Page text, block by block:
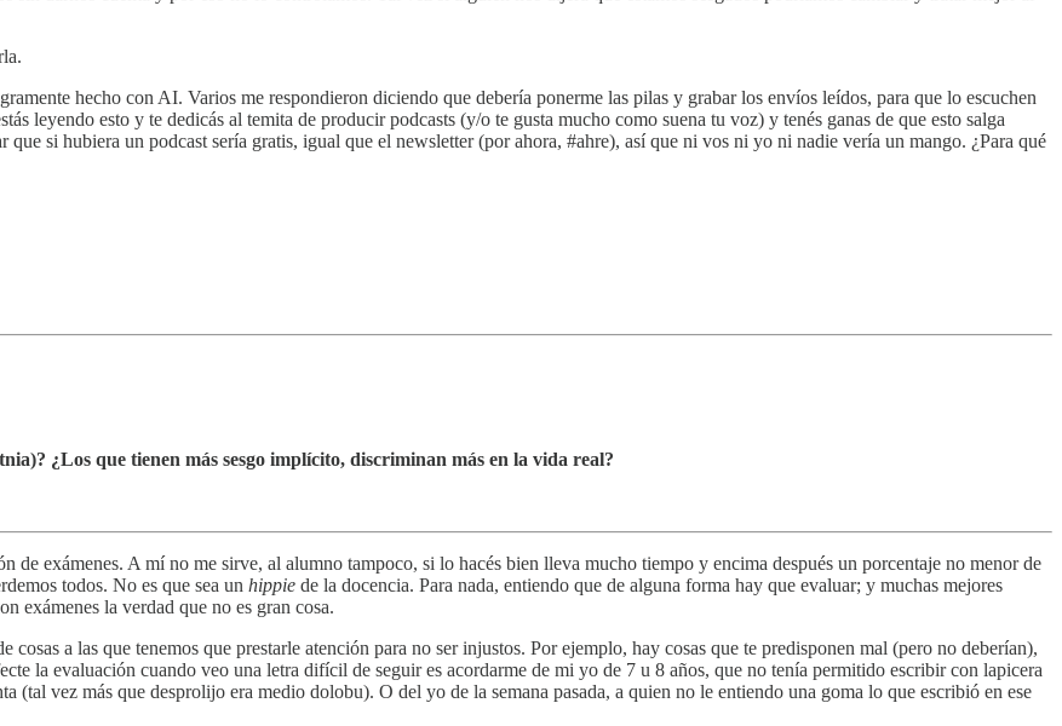
hecho con AI. Varios me respondieron diciendo que debería ponerme las pilas y grabar los envíos leídos, para que lo escuchen
leyendo esto y te dedicás al temita de producir podcasts (y/o te gusta mucho como suena tu voz) y tenés ganas de que esto salga
si hubiera un podcast sería gratis, igual que el newsletter (por ahora, #ahre), así que ni vos ni yo ni nadie vería un mango. ¿Para qué
¿Los que tienen más sesgo implícito, discriminan más en la vida real?
de exámenes. A mí no me sirve, al alumno tampoco, si lo hacés bien lleva mucho tiempo y encima después un porcentaje no menor de
todos. No es que sea un hippie de la docencia. Para nada, entiendo que de alguna forma hay que evaluar; y muchas mejores
exámenes la verdad que no es gran cosa.
a las que tenemos que prestarle atención para no ser injustos. Por ejemplo, hay cosas que te predisponen mal (pero no deberían),
la evaluación cuando veo una letra difícil de seguir es acordarme de mi yo de 7 u 8 años, que no tenía permitido escribir con lapicera
(tal vez más que desprolijo era medio dolobu). O del yo de la semana pasada, a quien no le entiendo una goma lo que escribió en ese